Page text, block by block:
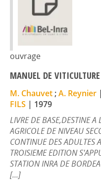
ouvrage
MANUEL DE VITICULTURE
M. Chauvet ;A. Reynier |
FILS | 1979
LIVRE DE BASE,DESTINE
AGRICOLE DE NIVEAU
CONTINUE DES ADULTES
TROISIEME EDITION
STATION INRA DE
[...]